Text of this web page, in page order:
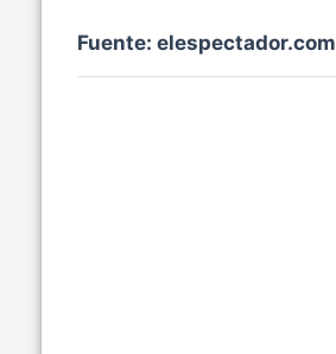
Fuente: elespectador.com